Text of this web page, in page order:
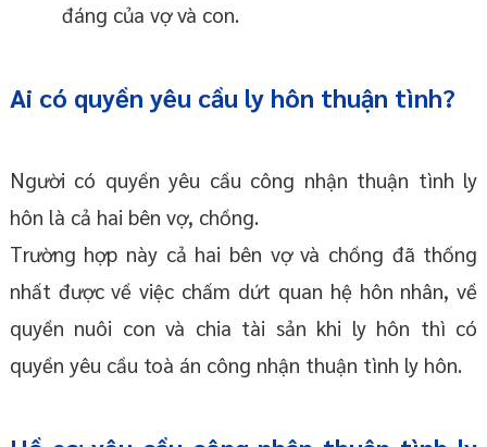
đáng của vợ và con.
Ai có quyền yêu cầu ly hôn thuận tình?
Người có quyền yêu cầu công nhận thuận tình ly
hôn là cả hai bên vợ, chồng.
Trường hợp này cả hai bên vợ và chồng đã thống
nhất được về việc chấm dứt quan hệ hôn nhân, về
quyền nuôi con và chia tài sản khi ly hôn thì có
quyền yêu cầu toà án công nhận thuận tình ly hôn.